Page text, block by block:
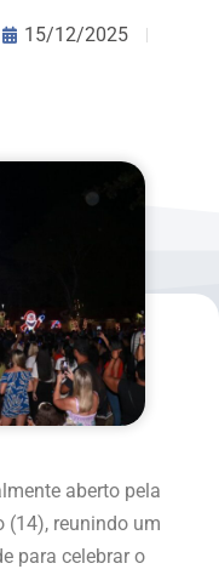
15/12/2025
aberto pela
(14), reunindo um
para celebrar o